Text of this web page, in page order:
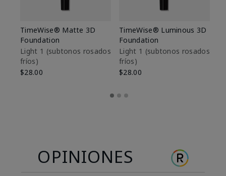
TimeWise® Matte 3D
Foundation
Light 1​ (subtonos rosados
fríos)
$28.00
TimeWise® Luminous 3D
Foundation
Light 1​ (subtonos rosados
fríos)
$28.00
OPINIONES